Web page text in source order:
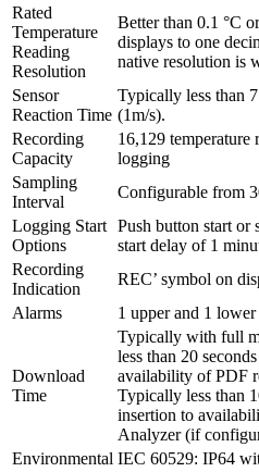
Rated
Temperature
Reading
Resolution
Better than 0.1 °C
displays to one
native resolution is
Sensor
Reaction Time
Typically less than
(1m/s).
Recording
Capacity
16,129 temperature
logging
Sampling
Interval
Configurable from
Logging Start
Options
Push button start or
start delay of 1
Recording
Indication
REC’ symbol on
Alarms
1 upper and 1 lower
Download
Time
Typically with full
less than 20
availability of PDF
Typically less than
insertion to
Analyzer (if
Environmental IEC 60529: IP64